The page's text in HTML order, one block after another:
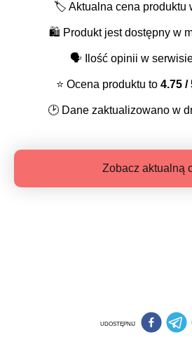
🏷️ Aktualna cena produktu
🛍️ Produkt jest dostępny w
🗣️Ilość opinii w
⭐️ Ocena produktu to 4.75 /
🕑Dane zaktualizowano w
Zobacz aktualną
UDOSTĘPNIJ